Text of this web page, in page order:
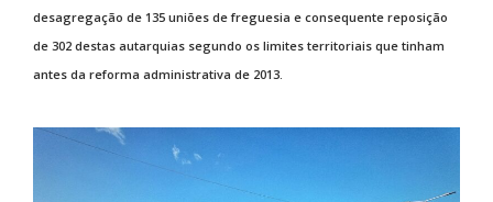
desagregação de 135 uniões de freguesia e consequente reposição
de 302 destas autarquias segundo os limites territoriais que tinham
antes da reforma administrativa de 2013.